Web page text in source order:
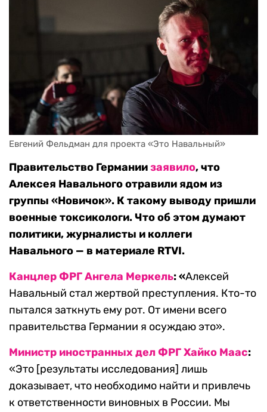
Евгений Фельдман для проекта «Это Навальный»
Правительство Германиизаявило, что
Алексея Навального отравили ядом из
группы «Новичок». К такому выводу пришли
военные токсикологи. Что об этом думают
политики, журналисты и коллеги
Навального — в материале RTVI.
Канцлер ФРГ Ангела Меркель: «Алексей
Навальный стал жертвой преступления. Кто-то
пытался заткнуть ему рот. От имени всего
правительства Германии я осуждаю это».
Министр иностранных дел ФРГ Хайко Маас:
«Это [результаты исследования] лишь
доказывает, что необходимо найти и привлечь
к ответственности виновных в России. Мы